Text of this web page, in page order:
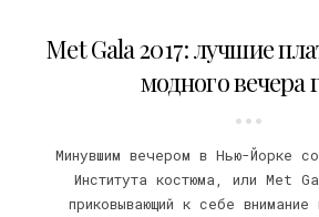
Met Gala 2017: лучшие
модного вечера
Минувшим вечером в Нью-Йорке
Института костюма, или Met
приковывающий к себе